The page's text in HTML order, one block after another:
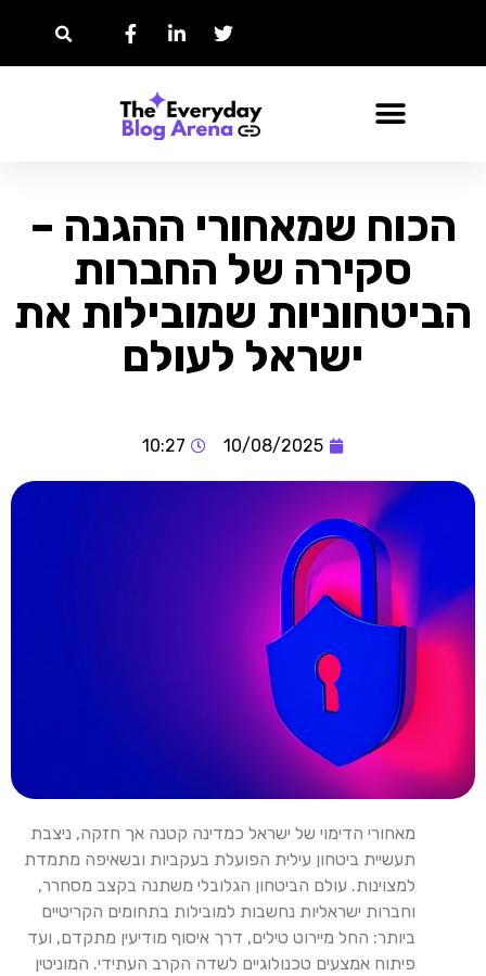
הכוח שמאחורי ההגנה –
סקירה של החברות
הביטחוניות שמובילות את
ישראל לעולם
10/08/2025
10:27
מאחורי הדימוי של ישראל כמדינה קטנה אך חזקה, ניצבת
תעשיית ביטחון עילית הפועלת בעקביות ובשאיפה מתמדת
למצוינות. עולם הביטחון הגלובלי משתנה בקצב מסחרר,
וחברות ישראליות נחשבות למובילות בתחומים הקריטיים
ביותר: החל מיירוט טילים, דרך איסוף מודיעין מתקדם, ועד
פיתוח אמצעים טכנולוגיים לשדה הקרב העתידי. המוניטין